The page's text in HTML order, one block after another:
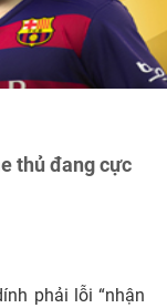
thủ đang cực
phải lỗi “nhận